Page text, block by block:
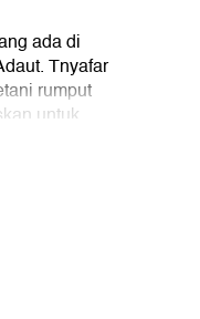
ada di
Tnyafar
rumput
untuk
Tapal
dari
Batas di